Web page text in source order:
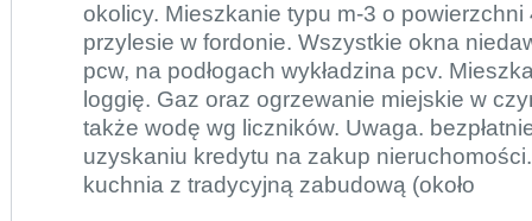
okolicy. Mieszkanie typu m-3 o
przylesie w fordonie. Wszystkie okna
pcw, na podłogach wykładzina pcv.
loggię. Gaz oraz ogrzewanie miejskie w
także wodę wg liczników. Uwaga.
uzyskaniu kredytu na zakup
kuchnia z tradycyjną zabudową (około